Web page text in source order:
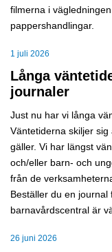
filmerna i
pappershandlingar.
1 juli 2026
Långa
journaler
Just nu har vi långa
Väntetiderna skiljer
gäller. Vi har längst
och/eller barn- och
från de
Beställer du en
barnavårdscentral är
26 juni 2026